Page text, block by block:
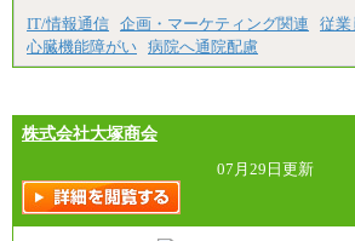
IT/情報通信 企画・マーケティング関連
従業
心臓機能障がい 病院へ通院配慮
株式会社大塚商会
07月29日更新